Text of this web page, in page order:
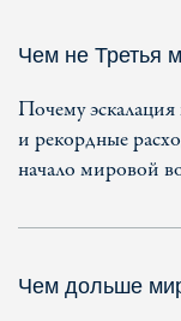
Чем не Третья
Почему
и рекордные
начало мировой
Чем дольше